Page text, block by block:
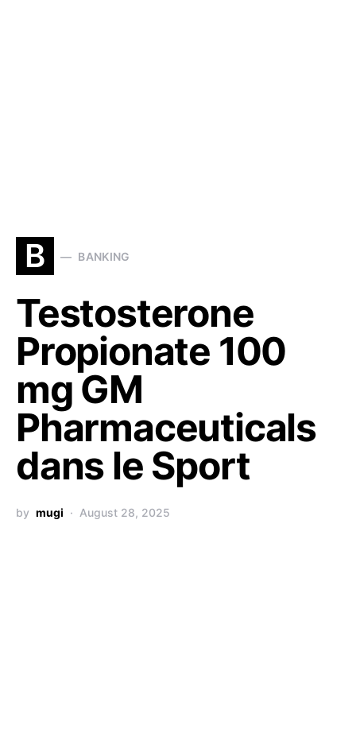
B BANKING
Testosterone
Propionate 100
mg GM
Pharmaceuticals
dans le Sport
by mugi August 28, 2025